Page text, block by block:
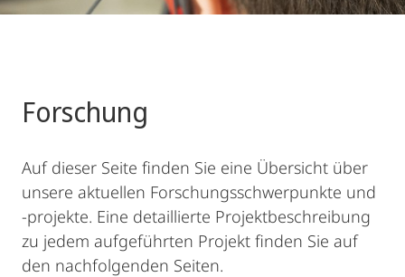
Forschung
Auf dieser Seite finden Sie eine Übersicht über
unsere aktuellen Forschungsschwerpunkte und
-projekte. Eine detaillierte Projektbeschreibung
zu jedem aufgeführten Projekt finden Sie auf
den nachfolgenden Seiten.